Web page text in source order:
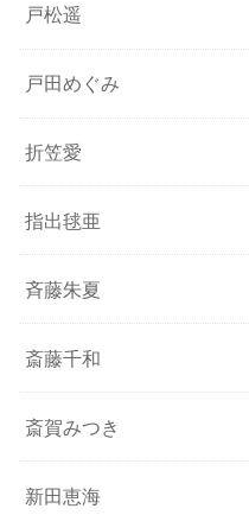
戸松遥
戸田めぐみ
折笠愛
指出毬亜
斉藤朱夏
斎藤千和
斎賀みつき
新田恵海